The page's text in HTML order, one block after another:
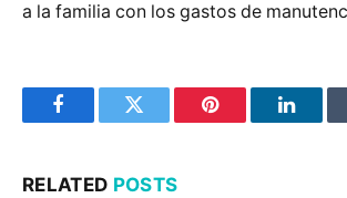
a la familia con los gastos de
FacebookTwitter Pinterest
RELATED POSTS